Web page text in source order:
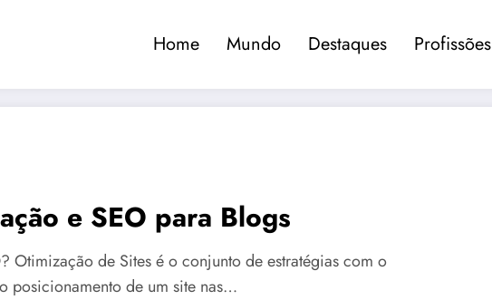
Home Mundo Destaques Profissões
e SEO para Blogs
Otimização de Sites é o conjunto de estratégias com o
posicionamento de um site nas…